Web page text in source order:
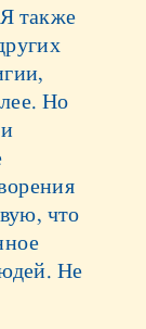
также
Но
что
Не